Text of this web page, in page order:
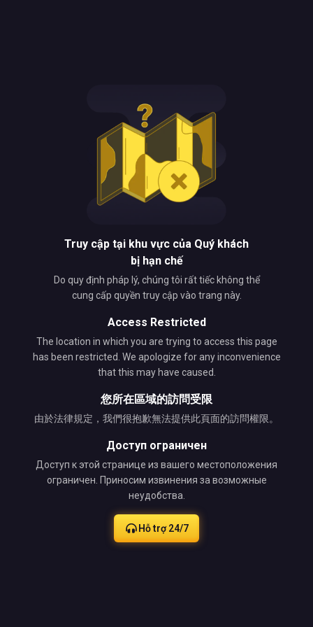
Truy cập tại khu vực của Quý khách
bị hạn chế
Do quy định pháp lý, chúng tôi rất tiếc không thể
cung cấp quyền truy cập vào trang này.
Access Restricted
The location in which you are trying to access this page
has been restricted. We apologize for any inconvenience
that this may have caused.
您所在區域的訪問受限
由於法律規定，我們很抱歉無法提供此頁面的訪問權限。
Доступ ограничен
Доступ к этой странице из вашего местоположения
ограничен. Приносим извинения за возможные
неудобства.
Hỗ trợ 24/7